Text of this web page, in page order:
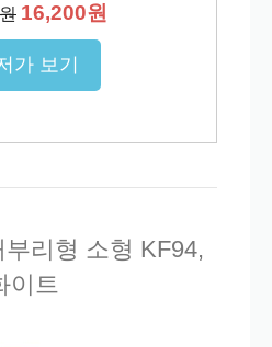
16,200원
가 보기
리형 소형 KF94,
이트